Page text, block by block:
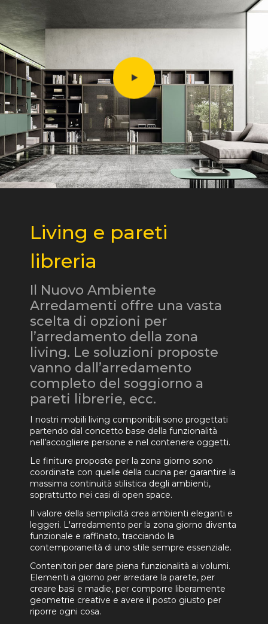
Living e pareti
libreria
Il Nuovo Ambiente
Arredamenti offre una vasta
scelta di opzioni per
l’arredamento della zona
living. Le soluzioni proposte
vanno dall’arredamento
completo del soggiorno a
pareti librerie, ecc.
I nostri mobili living componibili sono progettati
partendo dal concetto base della funzionalità
nell’accogliere persone e nel contenere oggetti.
Le finiture proposte per la zona giorno sono
coordinate con quelle della cucina per garantire la
massima continuità stilistica degli ambienti,
soprattutto nei casi di open space.
Il valore della semplicità crea ambienti eleganti e
leggeri. L'arredamento per la zona giorno diventa
funzionale e raffinato, tracciando la
contemporaneità di uno stile sempre essenziale.
Contenitori per dare piena funzionalità ai volumi.
Elementi a giorno per arredare la parete, per
creare basi e madie, per comporre liberamente
geometrie creative e avere il posto giusto per
riporre ogni cosa.